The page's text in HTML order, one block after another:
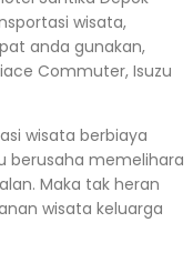
wisata,
anda gunakan,
Commuter, Isuzu
wisata berbiaya
berusaha memelihara
Maka tak heran
wisata keluarga